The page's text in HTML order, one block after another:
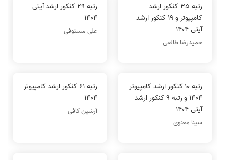
رتبه 35 کنکور ارشد
کامپیوتر و 19 کنکور ارشد
آیتی 1404
حمیدرضا طالعی
رتبه 29 کنکور ارشد آیتی
1404
علی مستوفی
رتبه 10 کنکور ارشد کامپیوتر
1404 و رتبه 9 کنکور ارشد
آیتی 1404
سینا معنوی
رتبه 61 کنکور ارشد کامپیوتر
1404
آرشین کافی